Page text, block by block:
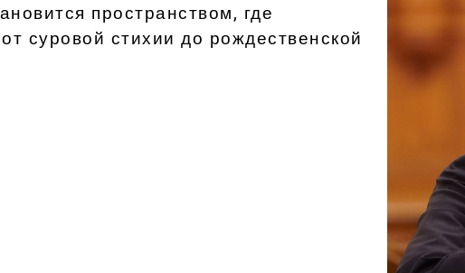
пространством, где
суровой стихии до рождественской